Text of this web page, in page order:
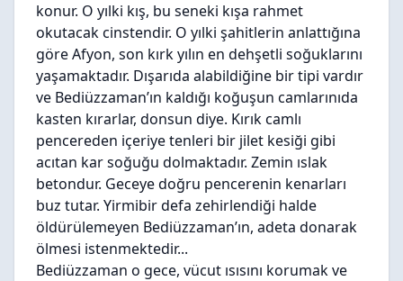
konur. O yılki kış, bu seneki kışa rahmet
okutacak cinstendir. O yılki şahitlerin anlattığına
göre Afyon, son kırk yılın en dehşetli soğuklarını
yaşamaktadır. Dışarıda alabildiğine bir tipi vardır
ve Bediüzzaman’ın kaldığı koğuşun camlarınıda
kasten kırarlar, donsun diye. Kırık camlı
pencereden içeriye tenleri bir jilet kesiği gibi
acıtan kar soğuğu dolmaktadır. Zemin ıslak
betondur. Geceye doğru pencerenin kenarları
buz tutar. Yirmibir defa zehirlendiği halde
öldürülemeyen Bediüzzaman’ın, adeta donarak
ölmesi istenmektedir...
Bediüzzaman o gece, vücut ısısını korumak ve